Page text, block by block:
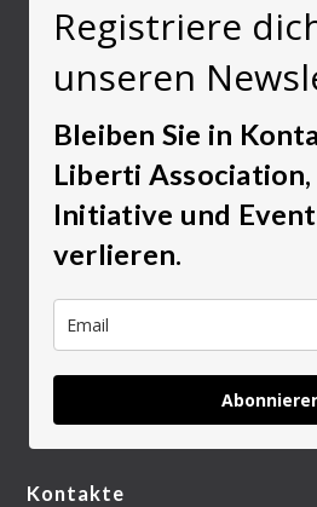
Registriere
unseren
Bleiben Sie in
Liberti Association,
Initiative und
verlieren.
Kontakte